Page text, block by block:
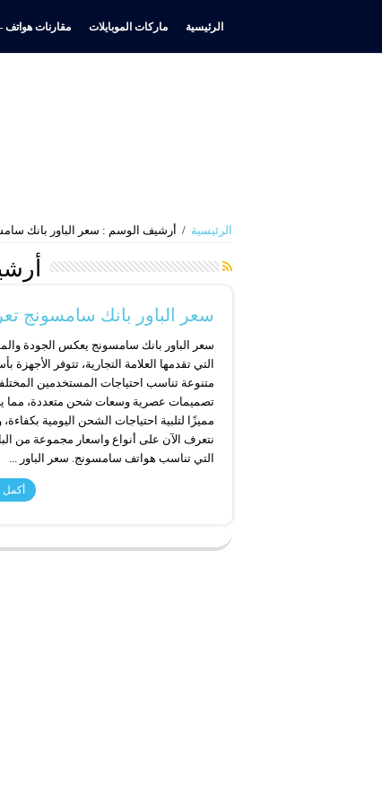
الرئيسية ماركات الموبايلات مقارنات هواتف
الرئيسية / أرشيف الوسم : سعر الباور بانك
سعر الباور بانك سامسونج
سعر الباور بانك سامسونج يعكس الجودة
التي تقدمها العلامة التجارية، تتوفر الأجهزة
متنوعة تناسب احتياجات المستخدمين
تصميمات عصرية وسعات شحن متعددة، مما
مميزًا لتلبية احتياجات الشحن اليومية
نتعرف الآن على أنواع واسعار مجموعة من
التي تناسب هواتف سامسونج. سعر الباور ...
أكمل